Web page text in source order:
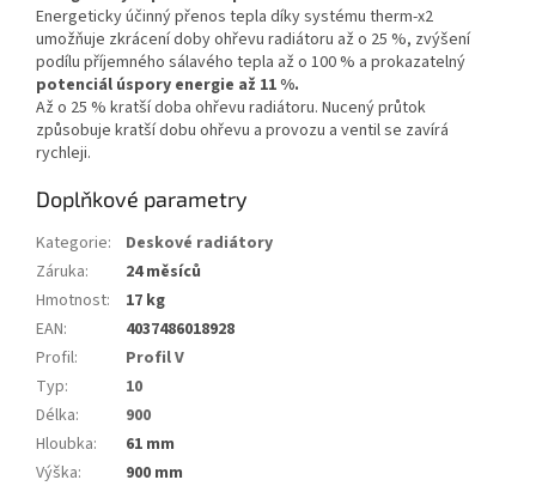
Energeticky účinný přenos tepla díky systému therm-x2
umožňuje zkrácení doby ohřevu radiátoru až o 25 %, zvýšení
podílu příjemného sálavého tepla až o 100 % a prokazatelný
potenciál úspory energie až 11 %.
Až o 25 % kratší doba ohřevu radiátoru. Nucený průtok
způsobuje kratší dobu ohřevu a provozu a ventil se zavírá
rychleji.
Doplňkové parametry
Kategorie:
Deskové radiátory
Záruka:
24 měsíců
Hmotnost:
17 kg
EAN:
4037486018928
Profil:
Profil V
Typ:
10
Délka:
900
Hloubka:
61 mm
Výška:
900 mm